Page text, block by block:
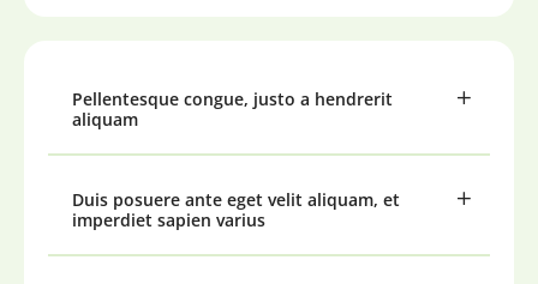
Pellentesque congue, justo a hendrerit
aliquam
Duis posuere ante eget velit aliquam, et
imperdiet sapien varius